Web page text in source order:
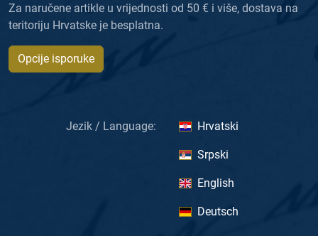
Za naručene artikle u vrijednosti od 50 € i više, dostava na
teritoriju Hrvatske je besplatna.
Opcije isporuke
Jezik / Language: Hrvatski
Srpski
English
Deutsch